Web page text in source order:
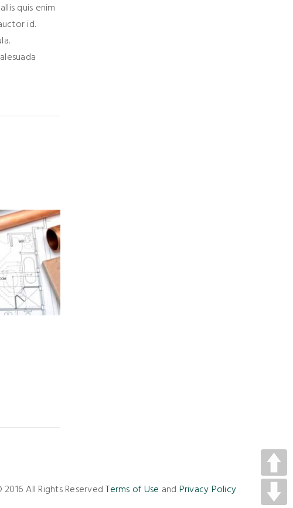
quis enim
id.
2016 All Rights ReservedTerms of Use and Privacy Policy